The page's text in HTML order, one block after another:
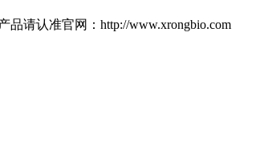
请认准官网：http://www.xrongbio.com